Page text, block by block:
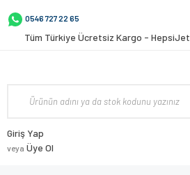
0546 727 22 65
Tüm Türkiye Ücretsiz Kargo - HepsiJet
Giriş Yap
veya Üye Ol